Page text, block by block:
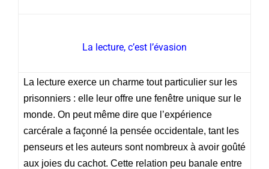
La lecture, c’est l’évasion
La lecture exerce un charme tout particulier sur les
prisonniers : elle leur offre une fenêtre unique sur le
monde. On peut même dire que l’expérience
carcérale a façonné la pensée occidentale, tant les
penseurs et les auteurs sont nombreux à avoir goûté
aux joies du cachot. Cette relation peu banale entre